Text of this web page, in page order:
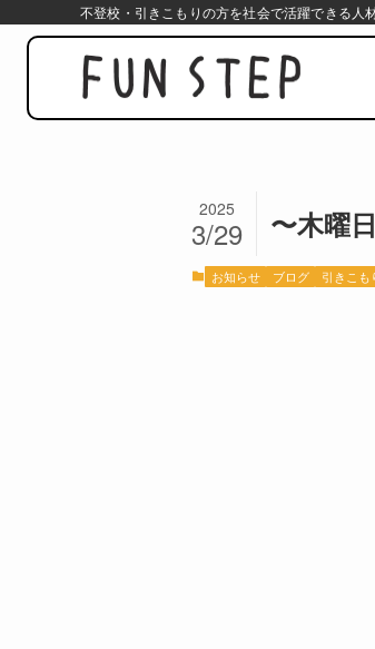
不登校・引きこもりの方を社会で活躍できる人
〜木曜
2025
3/29
お知らせ ブログ 引きこも